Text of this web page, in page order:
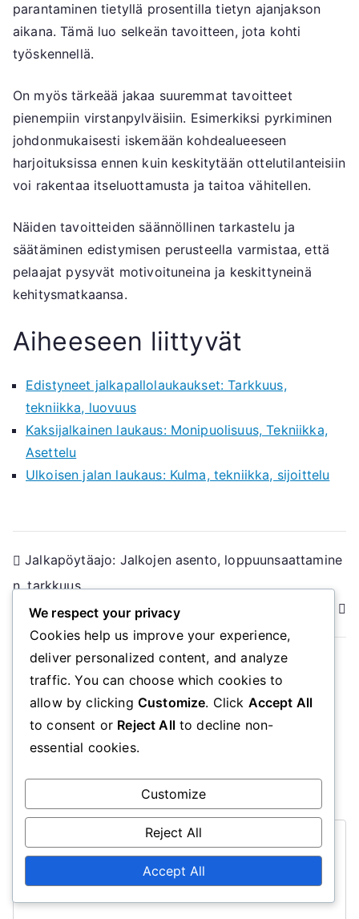
parantaminen tietyllä prosentilla tietyn ajanjakson
aikana. Tämä luo selkeän tavoitteen, jota kohti
työskennellä.
On myös tärkeää jakaa suuremmat tavoitteet
pienempiin virstanpylväisiin. Esimerkiksi pyrkiminen
johdonmukaisesti iskemään kohdealueeseen
harjoituksissa ennen kuin keskitytään ottelutilanteisiin
voi rakentaa itseluottamusta ja taitoa vähitellen.
Näiden tavoitteiden säännöllinen tarkastelu ja
säätäminen edistymisen perusteella varmistaa, että
pelaajat pysyvät motivoituneina ja keskittyneinä
kehitysmatkaansa.
Aiheeseen liittyvät
Edistyneet jalkapallolaukaukset: Tarkkuus,
tekniikka, luovuus
Kaksijalkainen laukaus: Monipuolisuus, Tekniikka,
Asettelu
Ulkoisen jalan laukaus: Kulma, tekniikka, sijoittelu
Post
navigation
Jalkapöytäajo: Jalkojen asento, loppuunsaattamine
n, tarkkuus
Power Shot: Kehon asento, tekniikka, loppuvedot
Leave a Reply
Your email address will not be published.
We respect your privacy
Cookies help us improve your experience,
deliver personalized content, and analyze
traffic. You can choose which cookies to
allow by clicking Customize. Click Accept All
to consent or Reject Allto decline non-
essential cookies.
Customize
Reject All
Accept All